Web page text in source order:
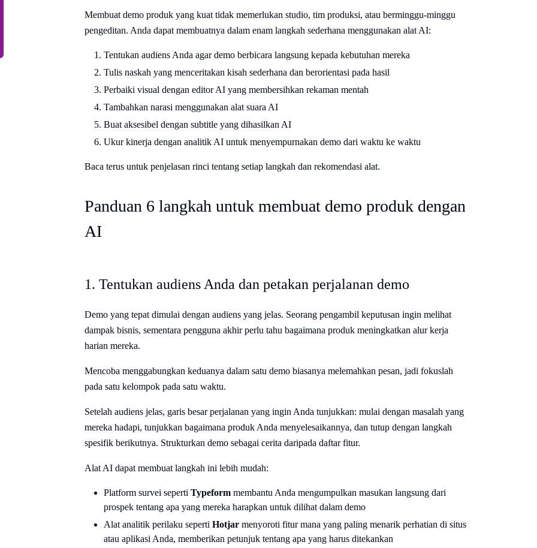
Membuat demo produk yang kuat tidak memerlukan studio, tim produksi, atau berminggu-minggu
pengeditan. Anda dapat membuatnya dalam enam langkah sederhana menggunakan alat AI:
Tentukan audiens Anda agar demo berbicara langsung kepada kebutuhan mereka
Tulis naskah yang menceritakan kisah sederhana dan berorientasi pada hasil
Perbaiki visual dengan editor AI yang membersihkan rekaman mentah
Tambahkan narasi menggunakan alat suara AI
Buat aksesibel dengan subtitle yang dihasilkan AI
Ukur kinerja dengan analitik AI untuk menyempurnakan demo dari waktu ke waktu
Baca terus untuk penjelasan rinci tentang setiap langkah dan rekomendasi alat.
Panduan 6 langkah untuk membuat demo produk dengan
AI
1. Tentukan audiens Anda dan petakan perjalanan demo
Demo yang tepat dimulai dengan audiens yang jelas. Seorang pengambil keputusan ingin melihat
dampak bisnis, sementara pengguna akhir perlu tahu bagaimana produk meningkatkan alur kerja
harian mereka.
Mencoba menggabungkan keduanya dalam satu demo biasanya melemahkan pesan, jadi fokuslah
pada satu kelompok pada satu waktu.
Setelah audiens jelas, garis besar perjalanan yang ingin Anda tunjukkan: mulai dengan masalah yang
mereka hadapi, tunjukkan bagaimana produk Anda menyelesaikannya, dan tutup dengan langkah
spesifik berikutnya. Strukturkan demo sebagai cerita daripada daftar fitur.
Alat AI dapat membuat langkah ini lebih mudah:
Platform survei seperti Typeform membantu Anda mengumpulkan masukan langsung dari
prospek tentang apa yang mereka harapkan untuk dilihat dalam demo
Alat analitik perilaku seperti Hotjar menyoroti fitur mana yang paling menarik perhatian di situs
atau aplikasi Anda, memberikan petunjuk tentang apa yang harus ditekankan